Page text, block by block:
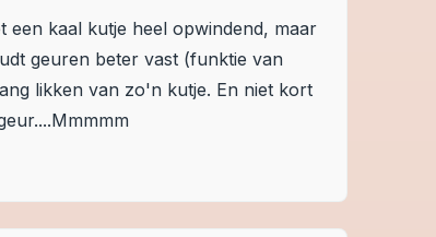
een kaal kutje heel opwindend, maar
geuren beter vast (funktie van
likken van zo'n kutje. En niet kort